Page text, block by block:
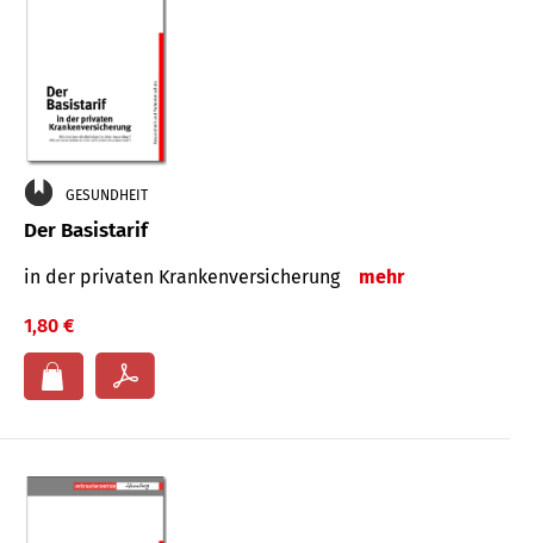
GESUNDHEIT
Der Basistarif
in der privaten Kran­ken­ver­siche­rung mehr
1,80 €